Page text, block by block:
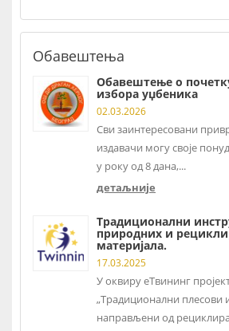
Обавештења
Обавештење о
избора уџбеника
02.03.2026
Сви заинтересовани
издавачи могу своје
у року од 8 дана,...
детаљније
Традиционални
природних и
материјала.
17.03.2025
У оквиру еТвининг
„Традиционални плесови
направљени од